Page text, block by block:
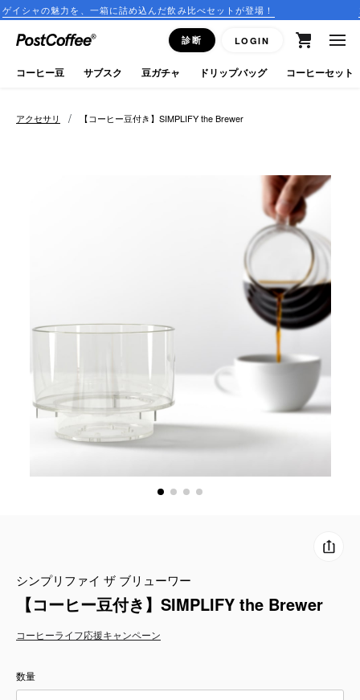
力を、一箱に詰め込んだ飲み比べセットが登場！
診断 LOGIN
close
ログイン
新規会員登録
ドリップバッグ
コーヒーセット
ミルク・フード類
リキッド
アクセサリ / 【コーヒー豆付き】SIMPLIFY the Brewer
シンプリファイ ザ ブリューワー
【コーヒー豆付き】SIMPLIFY the Brewer
コーヒーライフ応援キャンペーン
数量
コーヒー豆 サブスク 豆ガチャ ドリップバッグ コーヒーセット